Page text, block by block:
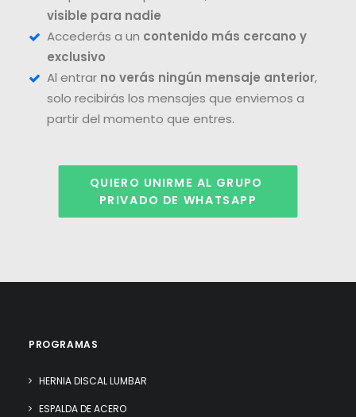
visible para nadie
Accederás a un contenido más cercano y
exclusivo
Al entrar no verás ningún mensaje anterior,
solo recibirás los mensajes que enviemos a
partir del momento que entres.
QUIERO UNIRME AL GRUPO
PRIVADO DE WHATSAPP
PROGRAMAS
HERNIA DISCAL LUMBAR
ESPALDA DE ACERO